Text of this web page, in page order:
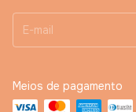
Meios de pagamento